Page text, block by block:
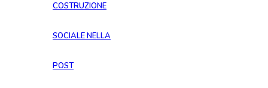
COSTRUZIONE
SOCIALE NELLA
POST